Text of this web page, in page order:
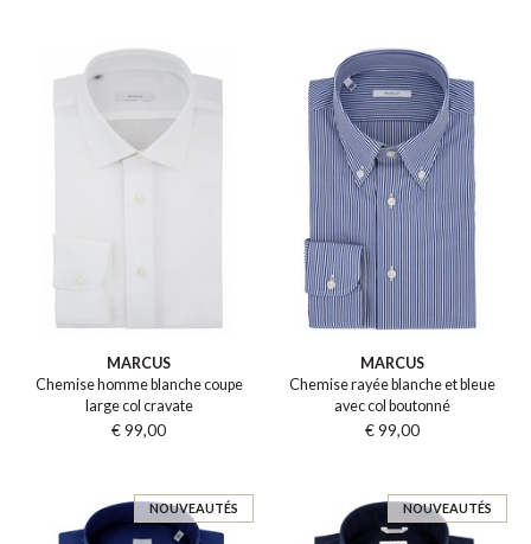
MARCUS
Chemise homme blanche coupe
large col cravate
€ 99,00
MARCUS
Chemise rayée blanche et bleue
avec col boutonné
€ 99,00
NOUVEAUTÉS NOUVEAUTÉS